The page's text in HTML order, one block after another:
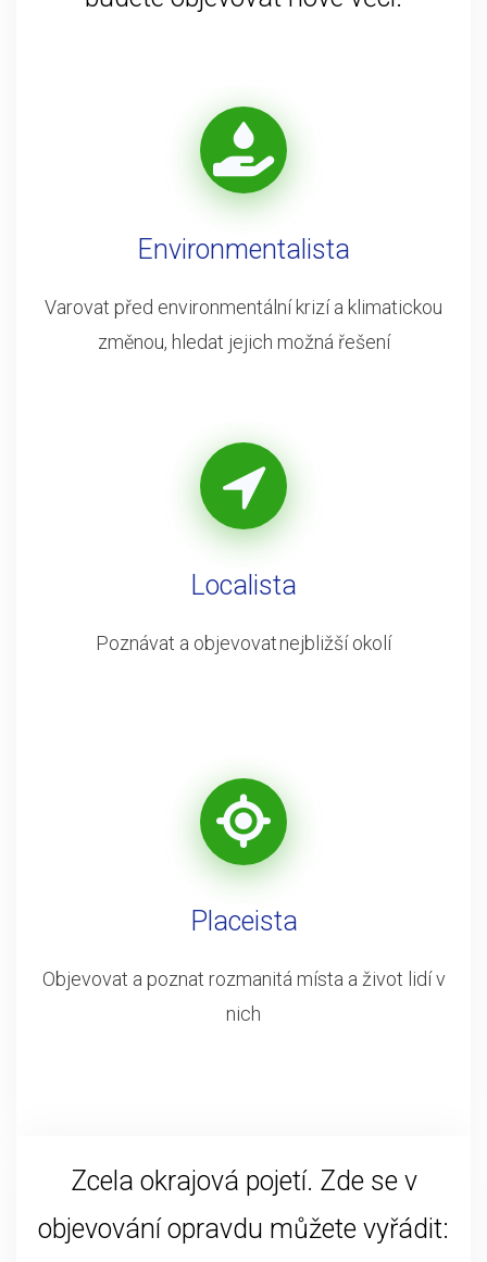
Environmentalista
Varovat před environmentální krizí a klimatickou
změnou, hledat jejich možná řešení
Localista
Poznávat a objevovat nejbližší okolí
Placeista
Objevovat a poznat rozmanitá místa a život lidí v
nich
Zcela okrajová pojetí. Zde se v
objevování opravdu můžete vyřádit: